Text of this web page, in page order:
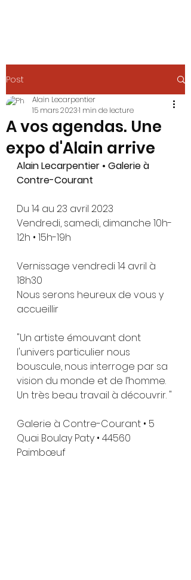
Post
A vos agendas. Une
expo d'Alain arrive
Alain Lecarpentier
15 mars 20231 min de lecture
Alain Lecarpentier • Galerie à
Contre-Courant
Du 14 au 23 avril 2023
Vendredi, samedi, dimanche 10h-
12h • 15h-19h
Vernissage vendredi 14 avril à
18h30
Nous serons heureux de vous y
accueillir
"Un artiste émouvant dont
l'univers particulier nous
bouscule, nous interroge par sa
vision du monde et de l’homme.
Un très beau travail à découvrir. "
Galerie à Contre-Courant • 5
Quai Boulay Paty • 44560
Paimbœuf